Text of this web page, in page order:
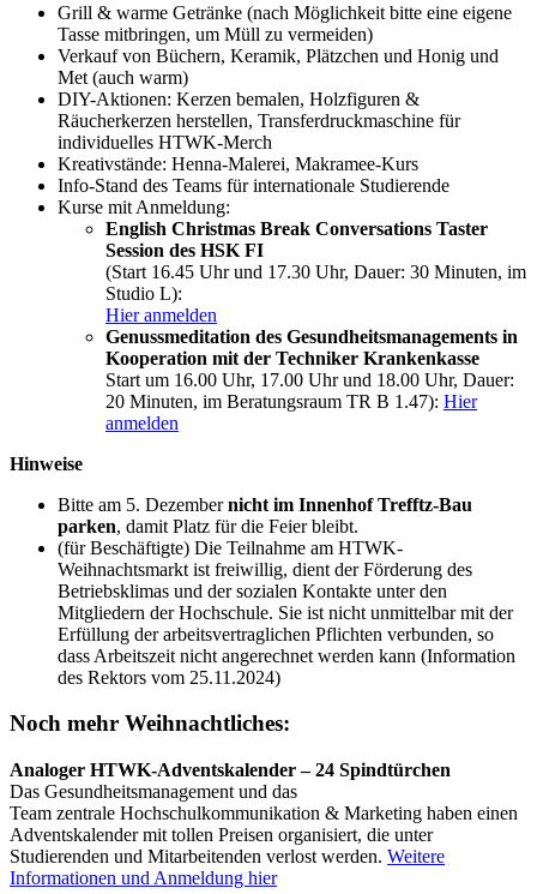
Grill & warme Getränke (nach Möglichkeit bitte eine eigene
Tasse mitbringen, um Müll zu vermeiden)
Verkauf von Büchern, Keramik, Plätzchen und Honig und
Met (auch warm)
DIY-Aktionen: Kerzen bemalen, Holzfiguren &
Räucherkerzen herstellen, Transferdruckmaschine für
individuelles HTWK-Merch
Kreativstände: Henna-Malerei, Makramee-Kurs
Info-Stand des Teams für internationale Studierende
Kurse mit Anmeldung:
English Christmas Break Conversations Taster
Session des HSK FI
(Start 16.45 Uhr und 17.30 Uhr, Dauer: 30 Minuten, im
Studio L):
Hier anmelden
Genussmeditation des Gesundheitsmanagements in
Kooperation mit der Techniker Krankenkasse
Start um 16.00 Uhr, 17.00 Uhr und 18.00 Uhr, Dauer:
20 Minuten, im Beratungsraum TR B 1.47): Hier
anmelden
Hinweise
Bitte am 5. Dezembernicht im Innenhof Trefftz-Bau
parken, damit Platz für die Feier bleibt.
(für Beschäftigte) Die Teilnahme am HTWK-
Weihnachtsmarkt ist freiwillig, dient der Förderung des
Betriebsklimas und der sozialen Kontakte unter den
Mitgliedern der Hochschule. Sie ist nicht unmittelbar mit der
Erfüllung der arbeitsvertraglichen Pflichten verbunden, so
dass Arbeitszeit nicht angerechnet werden kann (Information
des Rektors vom 25.11.2024)
Noch mehr Weihnachtliches:
Analoger HTWK-Adventskalender – 24 Spindtürchen
Das Gesundheitsmanagement und das
Team zentrale Hochschulkommunikation & Marketing haben einen
Adventskalender mit tollen Preisen organisiert, die unter
Studierenden und Mitarbeitenden verlost werden. Weitere
Informationen und Anmeldung hier